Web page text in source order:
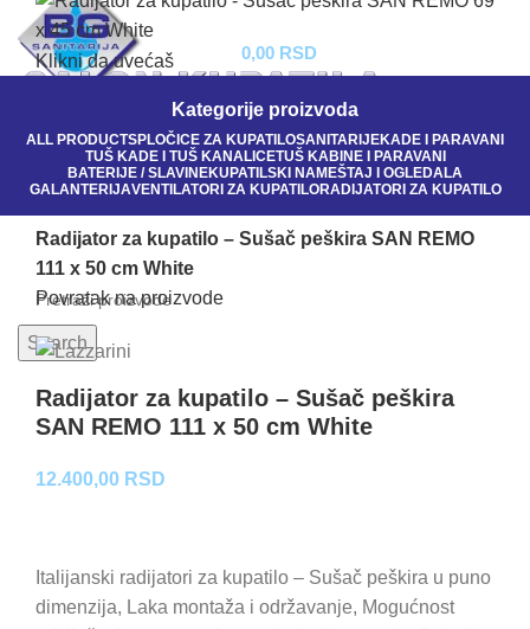
0,00 RSD
Kategorije proizvoda
ALL PRODUCTSPLOČICE ZA KUPATILOSANITARIJEKADE I PARAVANI
TUŠ KADE I TUŠ KANALICETUŠ KABINE I PARAVANI
BATERIJE / SLAVINEKUPATILSKI NAMEŠTAJ I OGLEDALA
GALANTERIJAVENTILATORI ZA KUPATILORADIJATORI ZA KUPATILO
Search
Klikni da uvećaš
Radijator za kupatilo – Sušač peškira SAN REMO
111 x 50 cm White
Povratak na proizvode
Radijator za kupatilo – Sušač peškira
SAN REMO 111 x 50 cm White
12.400,00 RSD
Italijanski radijatori za kupatilo – Sušač peškira u puno
dimenzija, Laka montaža i održavanje, Mogućnost